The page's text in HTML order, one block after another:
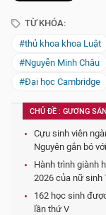
TỪ KHÓA:
#thủ khoa khoa Luật
#Nguyễn Minh Châu
#Đại học Cambridge
CHỦ ĐỀ : GƯƠNG
Cựu sinh viên
Nguyên gắn bó
Hành trình giành
2026 của nữ sinh
162 học sinh
lần thứ V